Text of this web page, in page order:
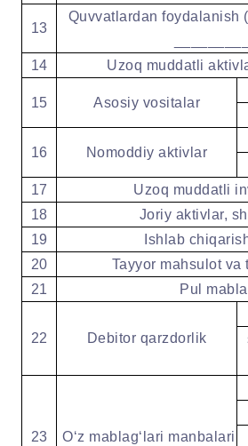
13
Quvvatlardan foydalanish
14
Uzoq muddatli
15 Asosiy vositalar
16 Nomoddiy aktivlar
17
Uzoq muddatli
18
Joriy aktivlar,
19
Ishlab
20
Tayyor mahsulot va
21
Pul
22 Debitor qarzdorlik
23 Oʻz mablagʻlari manbalari